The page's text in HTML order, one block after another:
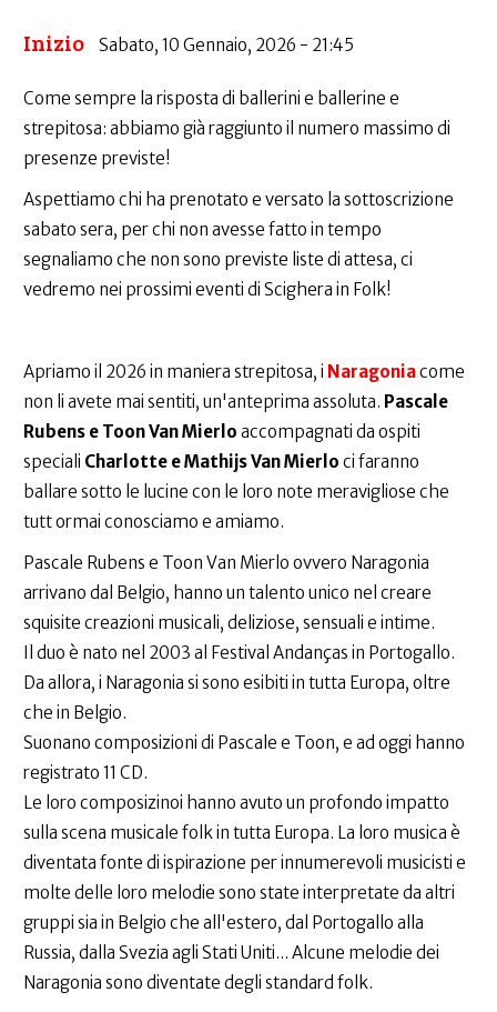
Inizio Sabato, 10 Gennaio, 2026 - 21:45
Come sempre la risposta di ballerini e ballerine e
strepitosa: abbiamo già raggiunto il numero massimo di
presenze previste!
Aspettiamo chi ha prenotato e versato la sottoscrizione
sabato sera, per chi non avesse fatto in tempo
segnaliamo che non sono previste liste di attesa, ci
vedremo nei prossimi eventi di Scighera in Folk!
Apriamo il 2026 in maniera strepitosa, i Naragoniacome
non li avete mai sentiti, un'anteprima assoluta. Pascale
Rubens e Toon Van Mierlo accompagnati da ospiti
speciali Charlotte e Mathijs Van Mierlo ci faranno
ballare sotto le lucine con le loro note meravigliose che
tutt ormai conosciamo e amiamo.
Pascale Rubens e Toon Van Mierlo ovvero Naragonia
arrivano dal Belgio, hanno un talento unico nel creare
squisite creazioni musicali, deliziose, sensuali e intime.
Il duo è nato nel 2003 al Festival Andanças in Portogallo.
Da allora, i Naragonia si sono esibiti in tutta Europa, oltre
che in Belgio.
Suonano composizioni di Pascale e Toon, e ad oggi hanno
registrato 11 CD.
Le loro composizinoi hanno avuto un profondo impatto
sulla scena musicale folk in tutta Europa. La loro musica è
diventata fonte di ispirazione per innumerevoli musicisti e
molte delle loro melodie sono state interpretate da altri
gruppi sia in Belgio che all'estero, dal Portogallo alla
Russia, dalla Svezia agli Stati Uniti... Alcune melodie dei
Naragonia sono diventate degli standard folk.